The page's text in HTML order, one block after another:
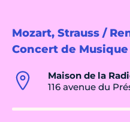
Mozart, Strauss /
Concert de
Maison de la
116 avenue du